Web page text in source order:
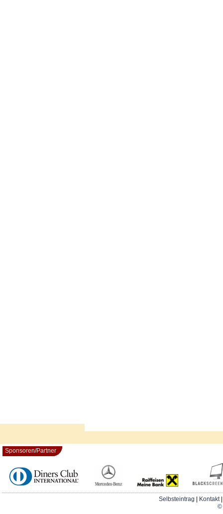
Sponsoren/Partner
Selbsteintrag Kontakt
©